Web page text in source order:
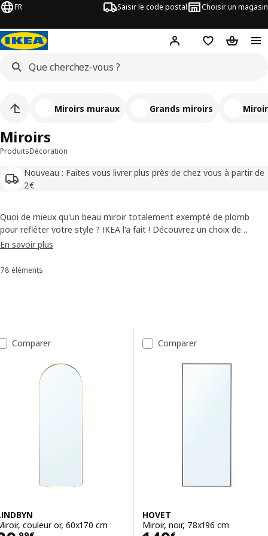
FR Saisir le code postal Choisir un magasin
Mon compteFavorisPanier
ProduitsDécoration
Nouveau : Faites vous livrer plus près de chez vous à partir de
2€
Miroirs
Miroirs muraux Grands miroirs
Quoi de mieux qu'un beau miroir totalement exempté de plomb
pour refléter votre style ? IKEA l'a fait ! Découvrez un choix de
miroirs qui se marie avec nos meubles. N'attendez plus, reflétez
placés en groupe ou bien un miroir sur pied.
En savoir plus
Trier et filtrer
78 éléments
Liste des résultats
Comparer
couleur or, 60x170 cm
Comparer
HOVET
Miroir, noir, 78x196 cm